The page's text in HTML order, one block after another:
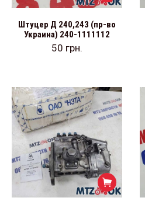
Штуцер Д 240,243 (пр-во
Украина) 240-1111112
50 грн.